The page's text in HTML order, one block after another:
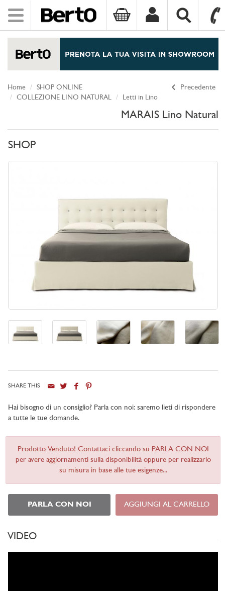
Toggle
navigation
Precedente
Home
SHOP ONLINE
COLLEZIONE LINO NATURAL
Letti in Lino
MARAIS Lino Natural
SHOP
SHARE THIS
Hai bisogno di un consiglio? Parla con noi: saremo lieti di rispondere
a tutte le tue domande.
Prodotto Venduto! Contattaci cliccando su PARLA CON NOI
per avere aggiornamenti sulla disponibilità oppure per realizzarlo
su misura in base alle tue esigenze...
PARLA CON NOI AGGIUNGI AL CARRELLO
VIDEO